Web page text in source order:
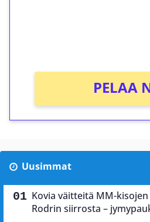
PELAA
Uusimmat
Kovia väitteitä MM-
Rodrin siirrosta –